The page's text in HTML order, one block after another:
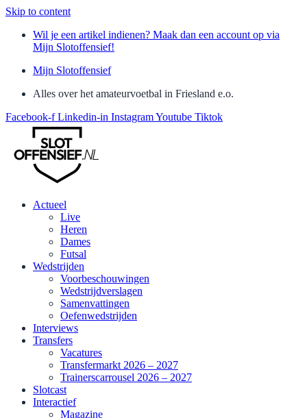
Skip to content
Wil je een artikel indienen? Maak dan een account op via
Mijn Slotoffensief!
Mijn Slotoffensief
Alles over het amateurvoetbal in Friesland e.o.
Facebook-f Linkedin-in InstagramYoutube Tiktok
Actueel
Live
Heren
Dames
Futsal
Wedstrijden
Voorbeschouwingen
Wedstrijdverslagen
Samenvattingen
Oefenwedstrijden
Interviews
Transfers
Vacatures
Transfermarkt 2026 – 2027
Trainerscarrousel 2026 – 2027
Slotcast
Interactief
Magazine